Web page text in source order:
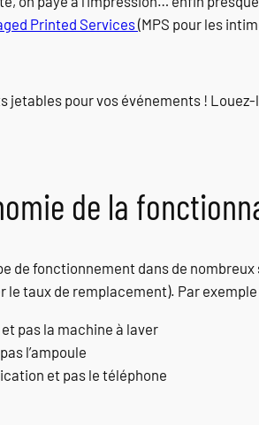
Printed Services(MPS pour les
jetables pour vos événements !
de la
de fonctionnement dans de
le taux de remplacement). Par
pas la machine à laver
l’ampoule
et pas le téléphone